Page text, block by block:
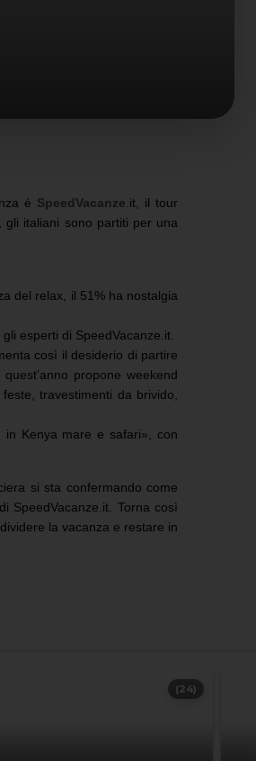
è SpeedVacanze .it, il tour
gli italiani sono partiti per una
del relax, il 51% ha nostalgia
esperti di SpeedVacanze.it.
così il desiderio di partire
propone weekend
travestimenti da brivido,
in Kenya mare e safari», con
si sta confermando come
SpeedVacanze.it. Torna così
la vacanza e restare in
(24)